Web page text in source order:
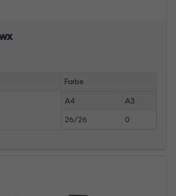
Farbe
A4 A3
26/26 0